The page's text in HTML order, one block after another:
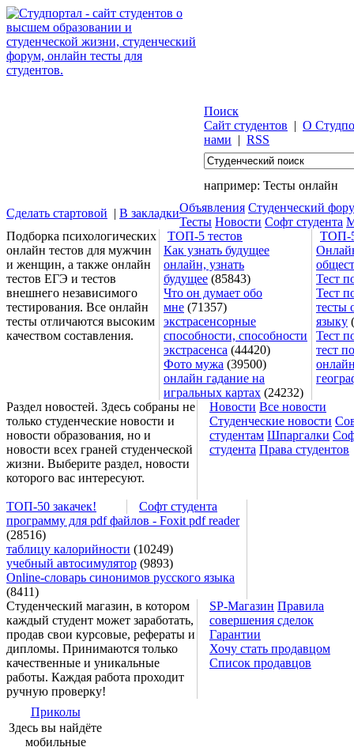
Поиск
Сайт студентов | О
нами | RSS
например: Тесты онлайн
Сделать стартовой | В закладкиОбъявления Студенческий
Тесты Новости Софт студента
Подборка психологических
онлайн тестов для мужчин
и женщин, а также онлайн
тестов ЕГЭ и тестов
внешнего независимого
тестирования. Все онлайн
тесты отличаются высоким
качеством составления.
ТОП-5 тестов
ТОП-
Как узнать будущее
онлайн, узнать
будущее (85843)
Что он думает обо
мне (71357)
экстрасенсорные
способности, способности
экстрасенса (44420)
Фото мужа (39500)
онлайн гадание на
игральных картах (24232)
Тест
Тест
тесты
языку
Тест
тест
Раздел новостей. Здесь собраны не
только студенческие новости и
новости образования, но и
новости всех граней студенческой
жизни. Выберите раздел, новости
которого вас интересуют.
Новости Все новости
Студенческие новости
студентам Шпаргалки
студента Права студентов
ТОП-50 закачек!
Софт студента
программу для pdf файлов - Foxit pdf reader
(28516)
таблицу калорийности (10249)
учебный автосимулятор (9893)
Online-словарь синонимов русского языка
(8411)
Студенческий магазин, в котором
каждый студент может заработать,
продав свои курсовые, рефераты и
дипломы. Принимаются только
качественные и уникальные
работы. Каждая работа проходит
ручную проверку!
SP-Магазин Правила
совершения сделок
Гарантии
Хочу стать продавцом
Список продавцов
Приколы
Здесь вы найдёте
мобильные